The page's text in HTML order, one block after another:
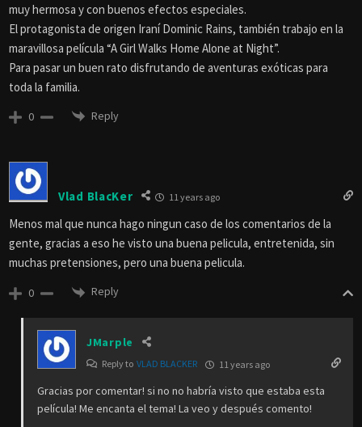
muy hermosa y con buenos efectos especiales.
El protagonista de origen Iraní Dominic Rains, también trabajo en la
maravillosa película “A Girl Walks Home Alone at Night”.
Para pasar un buen rato disfrutando de aventuras exóticas para
toda la familia.
0 Reply
Vlad BlacKer 11 years ago
Menos mal que nunca hago ningun caso de los comentarios de la
gente, gracias a eso he visto una buena pelicula, entretenida, sin
muchas pretensiones, pero una buena pelicula.
0 Reply
JMarple
Reply to VLAD BLACKER 11 years ago
Gracias por comentar! si no no habría visto que estaba esta
película! Me encanta el tema! La veo y después comento!